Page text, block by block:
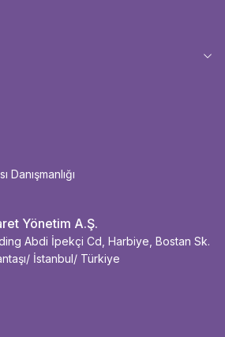
Yönetim A.Ş.
Abdi İpekçi Cd, Harbiye, Bostan Sk.
İstanbul/ Türkiye